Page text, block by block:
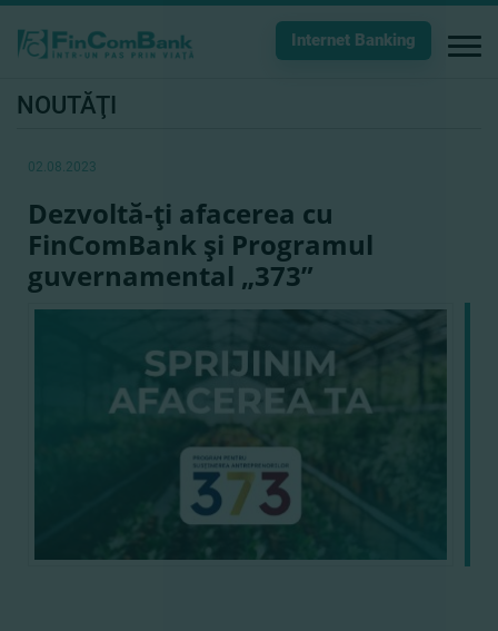
Internet Banking
NOUTĂŢI
02.08.2023
Dezvoltă-ţi afacerea cu
FinComBank şi Programul
guvernamental „373”